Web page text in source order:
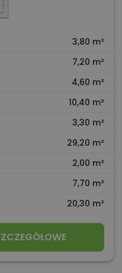
3,80 m²
7,20 m²
4,60 m²
10,40 m²
3,30 m²
29,20 m²
2,00 m²
7,70 m²
20,30 m²